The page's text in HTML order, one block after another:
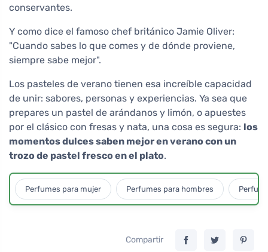
conservantes.
Y como dice el famoso chef británico Jamie Oliver:
"Cuando sabes lo que comes y de dónde proviene,
siempre sabe mejor".
Los pasteles de verano tienen esa increíble capacidad
de unir: sabores, personas y experiencias. Ya sea que
prepares un pastel de arándanos y limón, o apuestes
por el clásico con fresas y nata, una cosa es segura: los
momentos dulces saben mejor en verano con un
trozo de pastel fresco en el plato.
Perfumes para mujer Perfumes para hombres
Compartir